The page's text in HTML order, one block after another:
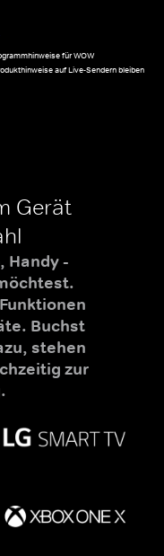
für WOW
auf Live-Sendern bleiben
Gerät
Handy -
Buchst
stehen
zur